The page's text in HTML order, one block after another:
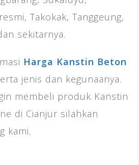
Takokak, Tanggeung,
sekitarnya.
Harga Kanstin Beton
jenis dan kegunaanya.
membeli produk Kanstin
di Cianjur silahkan
kami.